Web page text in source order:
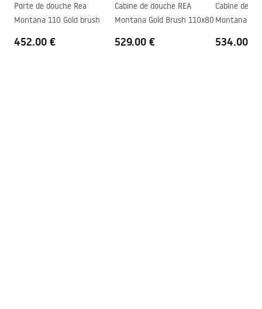
Garantie
5 ans
Porte de douche Rea
Montana 110 Gold brush
452.00 €
Cabine de douche REA
Montana Gold Brush 110x80
529.00 €
Cabine de
Montana
534.00 €